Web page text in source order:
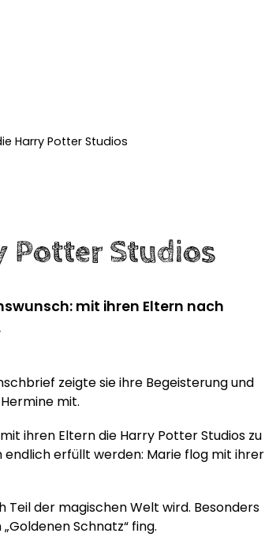
Harry Potter Studios
Potter Studios
mit ihren Eltern nach
zeigte sie ihre Begeisterung und
mit.
ihren Eltern die Harry Potter Studios zu
erfüllt werden: Marie flog mit ihrer
Teil der magischen Welt wird. Besonders
Schnatz“ fing.